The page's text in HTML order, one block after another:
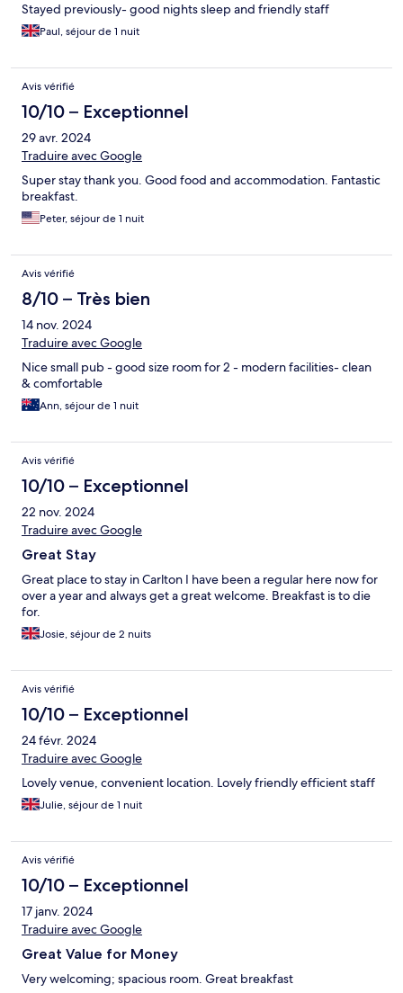
Stayed previously- good nights sleep and friendly staff
Paul, séjour de 1 nuit
Avis vérifié
10/10 – Exceptionnel
29 avr. 2024
Traduire avec Google
Super stay thank you. Good food and accommodation. Fantastic
breakfast.
Peter, séjour de 1 nuit
Avis vérifié
8/10 – Très bien
14 nov. 2024
Traduire avec Google
Nice small pub - good size room for 2 - modern facilities- clean
& comfortable
Ann, séjour de 1 nuit
Avis vérifié
10/10 – Exceptionnel
22 nov. 2024
Traduire avec Google
Great Stay
Great place to stay in Carlton I have been a regular here now for
over a year and always get a great welcome. Breakfast is to die
for.
Josie, séjour de 2 nuits
Avis vérifié
10/10 – Exceptionnel
24 févr. 2024
Traduire avec Google
Lovely venue, convenient location. Lovely friendly efficient staff
Julie, séjour de 1 nuit
Avis vérifié
10/10 – Exceptionnel
17 janv. 2024
Traduire avec Google
Great Value for Money
Very welcoming; spacious room. Great breakfast